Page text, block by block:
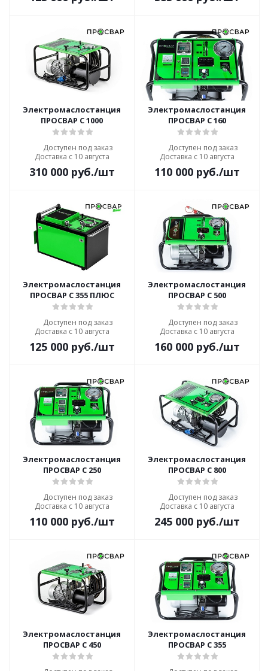
Электромаслостанция
ПРОСВАР С 1000
Доступен под заказ
Доставка с 10 августа
310 000руб./шт
Электромаслостанция
ПРОСВАР С 160
Доступен под заказ
Доставка с 10 августа
110 000руб./шт
Электромаслостанция
ПРОСВАР С 355 ПЛЮС
Доступен под заказ
Доставка с 10 августа
125 000руб./шт
Электромаслостанция
ПРОСВАР С 500
Доступен под заказ
Доставка с 10 августа
160 000руб./шт
Электромаслостанция
ПРОСВАР С 250
Доступен под заказ
Доставка с 10 августа
110 000руб./шт
Электромаслостанция
ПРОСВАР С 800
Доступен под заказ
Доставка с 10 августа
245 000руб./шт
Электромаслостанция
ПРОСВАР С 450
Электромаслостанция
ПРОСВАР С 355